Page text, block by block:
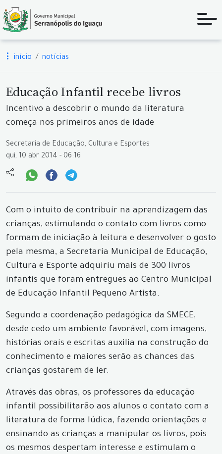
início notícias
Educação Infantil recebe livros
Incentivo a descobrir o mundo da literatura
começa nos primeiros anos de idade
Secretaria de Educação, Cultura e Esportes
qui, 10 abr 2014 - 06:16
Com o intuito de contribuir na aprendizagem das
crianças, estimulando o contato com livros como
formam de iniciação à leitura e desenvolver o gosto
pela mesma, a Secretaria Municipal de Educação,
Cultura e Esporte adquiriu mais de 300 livros
infantis que foram entregues ao Centro Municipal
de Educação Infantil Pequeno Artista.
Segundo a coordenação pedagógica da SMECE,
desde cedo um ambiente favorável, com imagens,
histórias orais e escritas auxilia na construção do
conhecimento e maiores serão as chances das
crianças gostarem de ler.
Através das obras, os professores da educação
infantil possibilitarão aos alunos o contato com a
literatura de forma lúdica, fazendo orientações e
ensinando as crianças a manipular os livros, pois
os mesmos despertam interesse e estimulam o